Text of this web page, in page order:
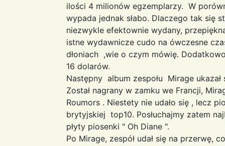
ilości 4 milionów egzemplarzy. W
wypada jednak słabo. Dlaczego tak się
niezwykle efektownie wydany,
istne wydawnicze cudo na ówczesne
dłoniach ,wie o czym mówię.
16 dolarów.
Następny album zespołu Mirage
Został nagrany w zamku we Francji,
Roumors . Niestety nie udało się , lecz
brytyjskiej top10. Posłuchajmy zatem
płyty piosenki " Oh Diane ".
Po Mirage, zespół udał się na przerwę,